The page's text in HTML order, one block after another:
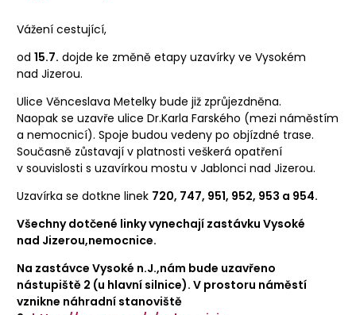
Vážení cestující,
od 15.7. dojde ke změně etapy uzavírky ve Vysokém
nad Jizerou.
Ulice Věnceslava Metelky bude již zprůjezdněna.
Naopak se uzavře ulice Dr.Karla Farského (mezi náměstím
a nemocnicí). Spoje budou vedeny po objízdné trase.
Současně zůstavají v platnosti veškerá opatření
v souvislosti s uzavírkou mostu v Jablonci nad Jizerou.
Uzavírka se dotkne linek 720, 747, 951, 952, 953 a 954.
Všechny dotčené linky vynechají zastávku Vysoké
nad Jizerou,nemocnice.
Na zastávce Vysoké n.J.,nám bude uzavřeno
nástupiště 2 (u hlavní silnice). V prostoru náměstí
vznikne náhradní stanoviště